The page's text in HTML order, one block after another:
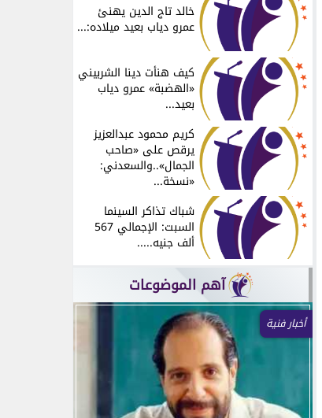
خالد تاج الدين يهنئ
عمرو دياب بعيد ميلاده:...
كيف هنأت دينا الشربيني
«الهضبة» عمرو دياب
بعيد...
كريم محمود عبدالعزيز
يرقص على «صاحب
الجمال»..والسعدني:
«نسخة...
شباك تذاكر السينما
السبت: الإجمالي 567
ألف جنيه.....
آهم الموضوعات
أخبار فنية